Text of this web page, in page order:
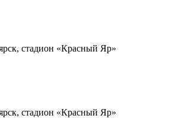
стадион «Красный Яр»
стадион «Красный Яр»